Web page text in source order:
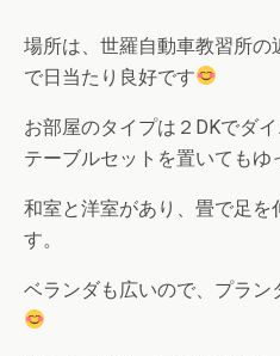
場所は、世羅自動車教習所
で日当たり良好です
お部屋のタイプは２DKでダ
テーブルセットを置いてもゆ
和室と洋室があり、畳で足を
す。
ベランダも広いので、プラ